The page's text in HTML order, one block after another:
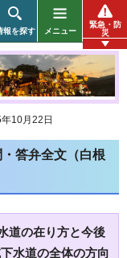
報を探す メニュー
緊急・防
災
10月22日
答弁全文（白根
道の在り方と今後
水道の全体の方向